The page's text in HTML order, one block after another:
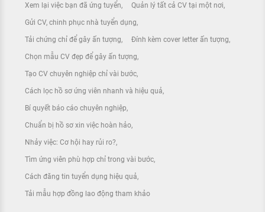
Xem lại việc bạn đã ứng tuyển Quản lý tất cả CV tại một nơi
Gửi CV, chinh phục nhà tuyển dụng
Tải chứng chỉ để gây ấn tượng Đính kèm cover letter ấn tượng
Chọn mẫu CV đẹp để gây ấn tượng
Tạo CV chuyên nghiệp chỉ vài bước
Cách lọc hồ sơ ứng viên nhanh và hiệu quả
Bí quyết báo cáo chuyên nghiệp
Chuẩn bị hồ sơ xin việc hoàn hảo
Nhảy việc: Cơ hội hay rủi ro?
Tìm ứng viên phù hợp chỉ trong vài bước
Cách đăng tin tuyển dụng hiệu quả
Tải mẫu hợp đồng lao động tham khảo